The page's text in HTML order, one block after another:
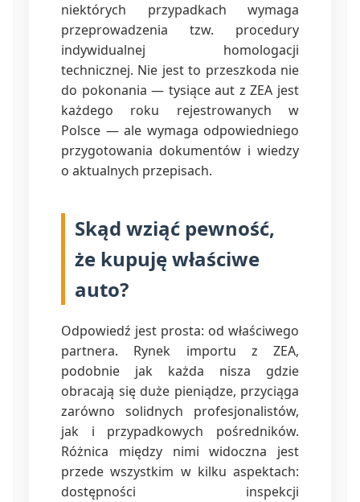
niektórych przypadkach wymaga
przeprowadzenia tzw. procedury
indywidualnej homologacji
technicznej. Nie jest to przeszkoda nie
do pokonania — tysiące aut z ZEA jest
każdego roku rejestrowanych w
Polsce — ale wymaga odpowiedniego
przygotowania dokumentów i wiedzy
o aktualnych przepisach.
Skąd wziąć pewność,
że kupuję właściwe
auto?
Odpowiedź jest prosta: od właściwego
partnera. Rynek importu z ZEA,
podobnie jak każda nisza gdzie
obracają się duże pieniądze, przyciąga
zarówno solidnych profesjonalistów,
jak i przypadkowych pośredników.
Różnica między nimi widoczna jest
przede wszystkim w kilku aspektach:
dostępności inspekcji